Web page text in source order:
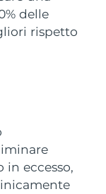
delle
rispetto
in eccesso,
12/08/2026
10/08/2026
14/08/2026